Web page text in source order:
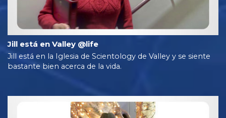
Jill está en Valley @life
Jill está en la Iglesia de Scientology de Valley y se siente
bastante bien acerca de la vida.